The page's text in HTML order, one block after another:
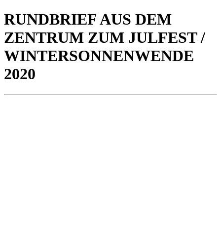
RUNDBRIEF AUS DEM
ZENTRUM ZUM JULFEST /
WINTERSONNENWENDE
2020